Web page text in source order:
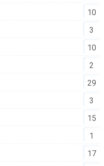
10
3
10
2
29
3
15
1
17